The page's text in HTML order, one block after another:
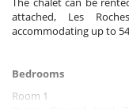
attached, Les
accommodating up to
Bedrooms
Room 1